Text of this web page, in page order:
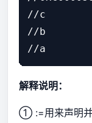
//c
//b
解释说明：
① :=用来声明并